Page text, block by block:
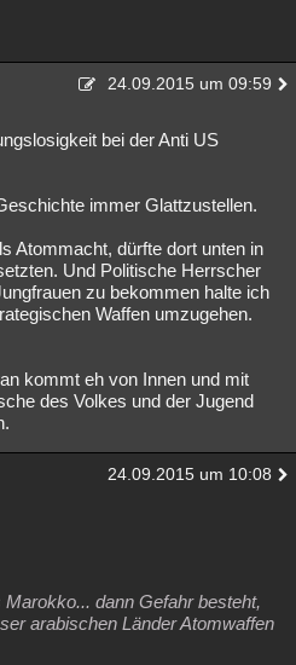
24.09.2015 um 09:59
bei der Anti US
immer Glattzustellen.
Atommacht, dürfte dort unten in
Und Politische Herrscher
zu bekommen halte ich
Waffen umzugehen.
kommt eh von Innen und mit
des Volkes und der Jugend
24.09.2015 um 10:08
dann Gefahr besteht,
arabischen Länder Atomwaffen